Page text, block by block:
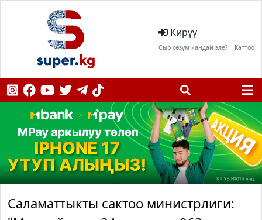
Кирүү
Сыр сөзүм кандай эле? Каттоо
Саламаттыкты сактоо министрлиги: